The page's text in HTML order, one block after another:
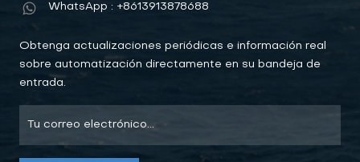
WhatsApp : +8613913878688
Obtenga actualizaciones periódicas e información real
sobre automatización directamente en su bandeja de
entrada.